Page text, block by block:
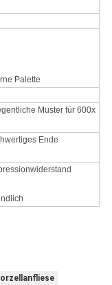
Palette
Muster für 600x
Ende